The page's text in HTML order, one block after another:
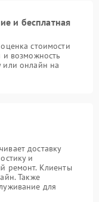
и бесплатная
стоимости
и возможность
или онлайн на
доставку
и
ремонт. Клиенты
Также
для